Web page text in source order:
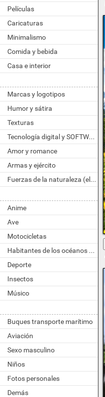
Películas
Caricaturas
Minimalismo
Comida y bebida
Casa e interior
Marcas y logotipos
Humor y sátira
Texturas
Tecnología digital y SOFTWARE
Amor y romance
Armas y ejército
Fuerzas de la naturaleza (elemento)
Anime
Ave
Motocicletas
Habitantes de los océanos y ríos
Deporte
Insectos
Músico
Buques transporte marítimo
Aviación
Sexo masculino
Niños
Fotos personales
Demás